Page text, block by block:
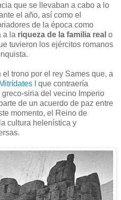
que se llevaban a cabo a lo
el año, así como el
de la época como
a la riqueza de la familia real o
tuvieron los ejércitos romanos
trono por el rey Sames que, a
Mitrídates I
que contraería
siria del vecino Imperio
de un acuerdo de paz entre
momento, el Reino de
cultura helenística y